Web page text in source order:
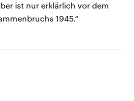
ist nur erklärlich vor dem
1945.“